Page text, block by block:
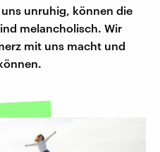
unruhig, können die
melancholisch. Wir
mit uns macht und